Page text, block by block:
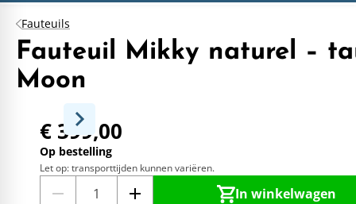
Fauteuils
Fauteuil Mikky naturel –
Moon
€ 399,00
Op bestelling
Let op: transporttijden kunnen variëren.
In winkelwagen